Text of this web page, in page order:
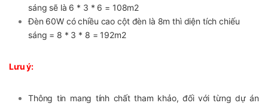
sáng sẽ là 6 * 3 * 6 = 108m2
Đèn 60W có chiều cao cột đèn là 8m thì diện tích chiếu
sáng = 8 * 3 * 8 = 192m2
Lưu ý:
Thông tin mang tính chất tham khảo, đối với từng dự án